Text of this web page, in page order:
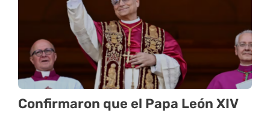
Confirmaron que el Papa León XIV